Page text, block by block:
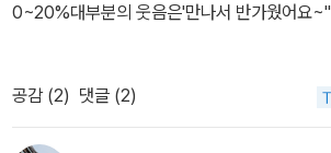
저임금에 착취 당하는 노동자들, 멸시를 받는
문제임을 '눈에 보이지 않은 사실'을 통해 더 자
음이 너무 아프다. 신자유주의를 더욱 더 고수
상 앞으로 88만원 세대로 전략할 현재 젊은이
0~20%대부분의 웃음은'만나서 반가웠어요
액검사 결과병균을 막는 항체200배 증가!질병
레스를 이겨내는 힘200배 증가!하지만 여섯
웃던 웃음을다 커서는 하루에 17번밖에 웃지
공감 (2) 댓글 (2)